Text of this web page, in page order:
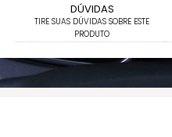
DÚVIDAS
TIRE SUAS DÚVIDAS SOBRE ESTE
PRODUTO